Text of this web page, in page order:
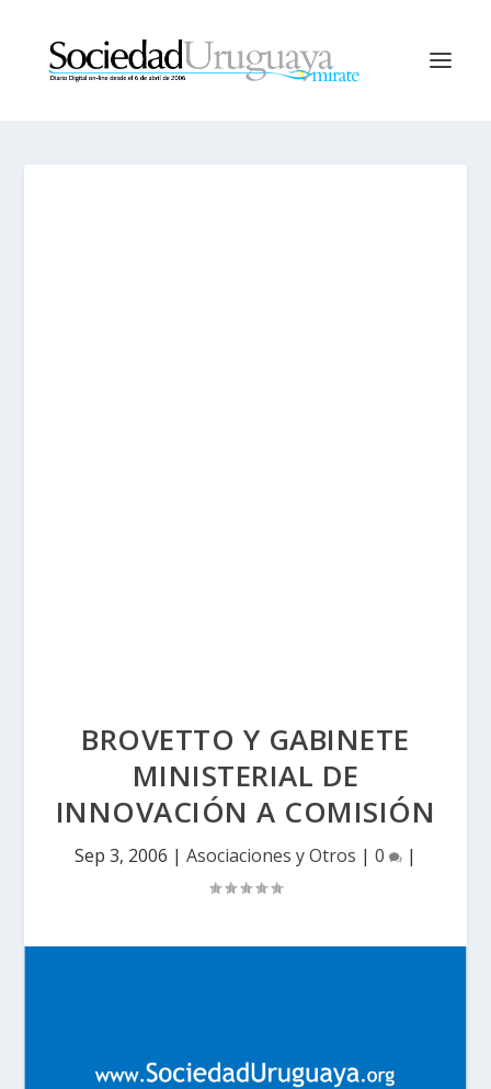
BROVETTO Y GABINETE
MINISTERIAL DE
INNOVACIÓN A COMISIÓN
Sep 3, 2006 | Asociaciones y Otros | 0 |